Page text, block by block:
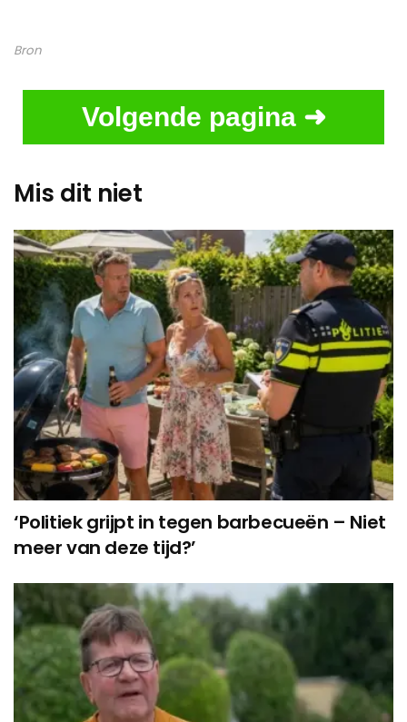
Bron
Volgende pagina ➜
Mis dit niet
‘Politiek grijpt in tegen barbecueën – Niet
meer van deze tijd?’